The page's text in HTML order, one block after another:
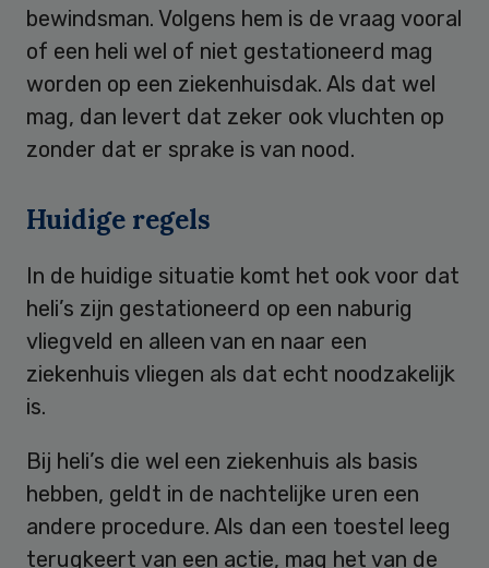
bewindsman. Volgens hem is de vraag vooral
of een heli wel of niet gestationeerd mag
worden op een ziekenhuisdak. Als dat wel
mag, dan levert dat zeker ook vluchten op
zonder dat er sprake is van nood.
Huidige regels
In de huidige situatie komt het ook voor dat
heli’s zijn gestationeerd op een naburig
vliegveld en alleen van en naar een
ziekenhuis vliegen als dat echt noodzakelijk
is.
Bij heli’s die wel een ziekenhuis als basis
hebben, geldt in de nachtelijke uren een
andere procedure. Als dan een toestel leeg
terugkeert van een actie, mag het van de